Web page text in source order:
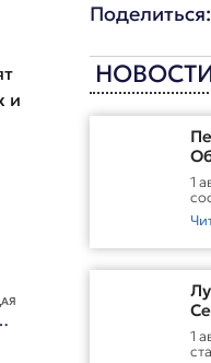
и
в состав России
Поделиться:
1
1